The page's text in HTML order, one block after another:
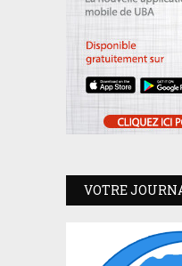
VOTRE